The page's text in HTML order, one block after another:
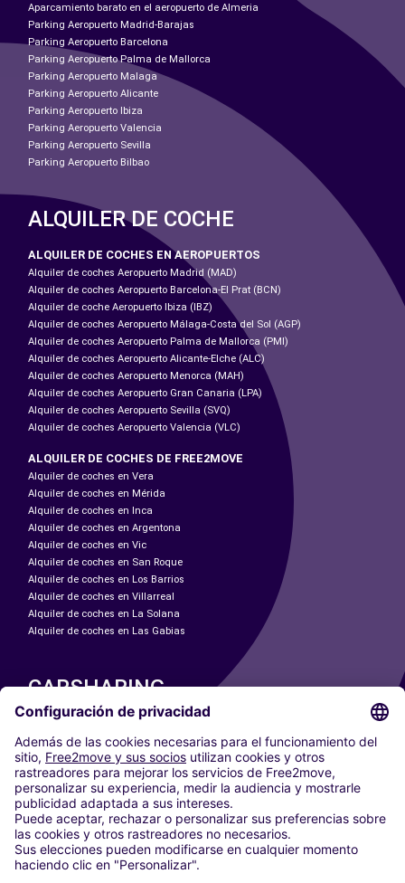
Aparcamiento barato en el aeropuerto de Almeria
Parking Aeropuerto Madrid-Barajas
Parking Aeropuerto Barcelona
Parking Aeropuerto Palma de Mallorca
Parking Aeropuerto Malaga
Parking Aeropuerto Alicante
Parking Aeropuerto Ibiza
Parking Aeropuerto Valencia
Parking Aeropuerto Sevilla
Parking Aeropuerto Bilbao
ALQUILER DE COCHE
ALQUILER DE COCHES EN AEROPUERTOS
Alquiler de coches Aeropuerto Madrid (MAD)
Alquiler de coches Aeropuerto Barcelona-El Prat (BCN)
Alquiler de coche Aeropuerto Ibiza (IBZ)
Alquiler de coches Aeropuerto Málaga-Costa del Sol (AGP)
Alquiler de coches Aeropuerto Palma de Mallorca (PMI)
Alquiler de coches Aeropuerto Alicante-Elche (ALC)
Alquiler de coches Aeropuerto Menorca (MAH)
Alquiler de coches Aeropuerto Gran Canaria (LPA)
Alquiler de coches Aeropuerto Sevilla (SVQ)
Alquiler de coches Aeropuerto Valencia (VLC)
ALQUILER DE COCHES DE FREE2MOVE
Alquiler de coches en Vera
Alquiler de coches en Mérida
Alquiler de coches en Inca
Alquiler de coches en Argentona
Alquiler de coches en Vic
Alquiler de coches en San Roque
Alquiler de coches en Los Barrios
Alquiler de coches en Villarreal
Alquiler de coches en La Solana
Alquiler de coches en Las Gabias
CARSHARING
NUESTRAS CIUDADES
Paris
Madrid
Washington DC
Milán
Roma
Turín
Viena
Berlín